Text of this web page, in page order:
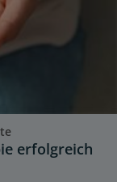
erfolgreich